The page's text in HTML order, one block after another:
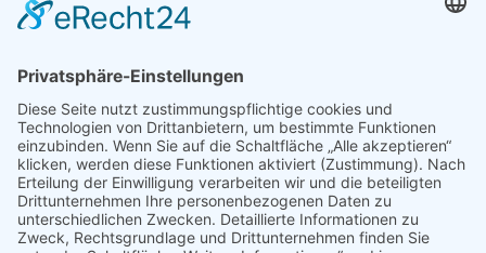
Besonderheiten und kulturelle Highlights.
Ihre Reiseberichte
Entdecken neuer Orte und dem Wunsch, diese Erfahrungen
mit den Lesern zu teilen.
Das Magazin ist übersichtlich strukturiert und ermöglicht es
den Lesern, gezielt nach Interessen und Reisezielen zu
suchen. Zudem bietet Toureal eine Plattform für
Gastautoren, die ihre eigenen Reiseerlebnisse teilen möchten.
Dies fördert eine vielfältige Perspektive auf das Thema